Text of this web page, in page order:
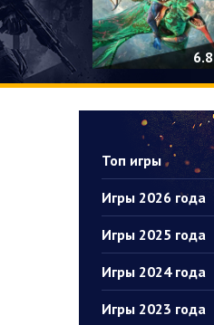
6.8
Топ игры
Игры 2026 года
Игры 2025 года
Игры 2024 года
Игры 2023 года